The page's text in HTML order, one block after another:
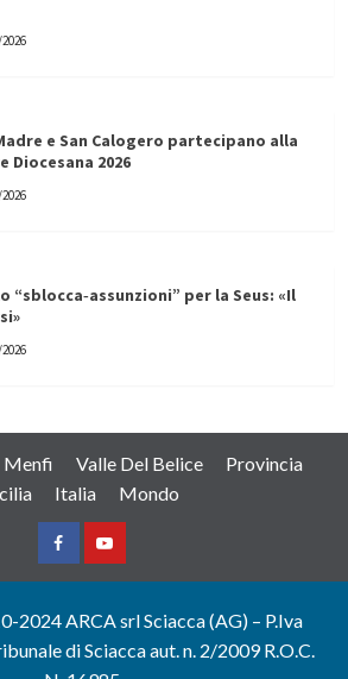
e San Calogero partecipano alla
Diocesana 2026
per la Seus: «Il
Menfi Valle Del Belice
Provincia
Italia Mondo
FacebookYountube
2024 ARCA srl Sciacca (AG) – P.Iva
di Sciacca aut. n. 2/2009 R.O.C.